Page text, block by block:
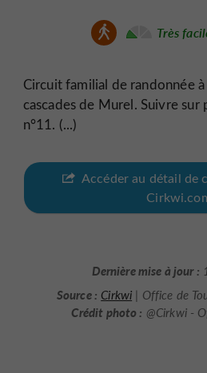
Très
Circuit familial de randonnée
cascades de Murel. Suivre sur
n°11. (...)
Accéder au détail de
Dernière mise à jour :
Source : Cirkwi | Office de
Crédit photo : @Cirkwi -